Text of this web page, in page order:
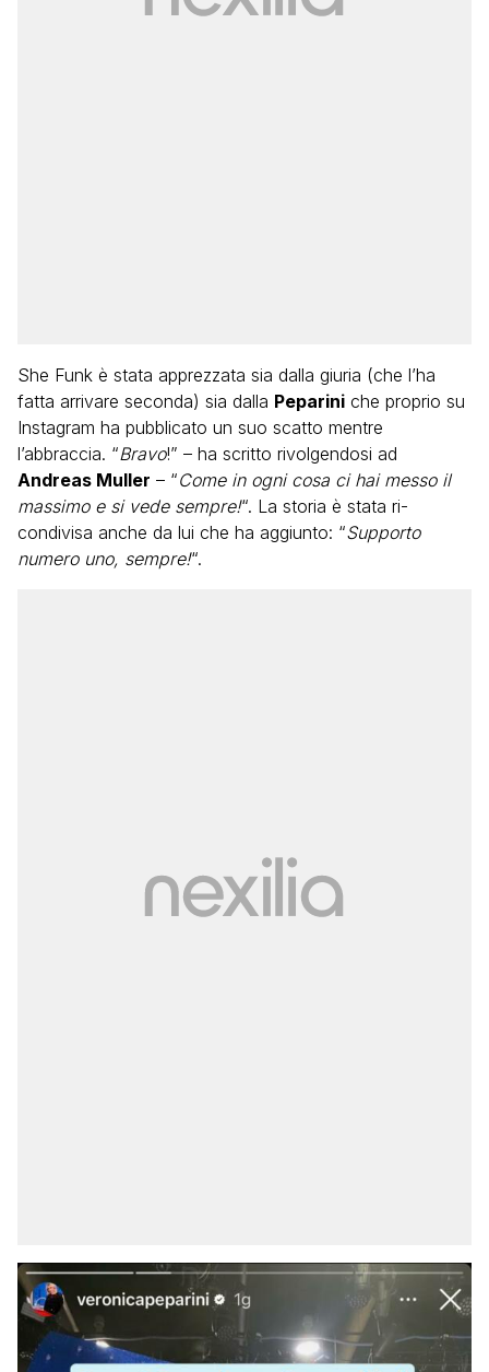
She Funk è stata apprezzata sia dalla giuria (che l’ha
fatta arrivare seconda) sia dalla Peparini che proprio su
Instagram ha pubblicato un suo scatto mentre
l’abbraccia. “Bravo!” – ha scritto rivolgendosi ad
Andreas Muller – “Come in ogni cosa ci hai messo il
massimo e si vede sempre!“. La storia è stata ri-
condivisa anche da lui che ha aggiunto: “Supporto
numero uno, sempre!“.